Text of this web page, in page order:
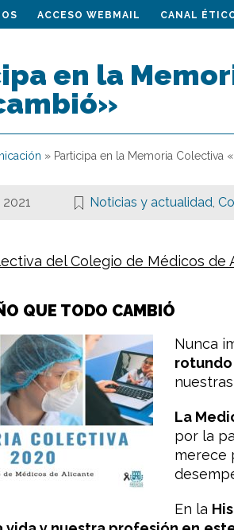
ACCESO WEBMAIL CANAL
en la
» Participa en la Memoria Colectiva
2021 Noticias y actualidad,
del Colegio de Médicos de
QUE TODO CAMBIÓ
Nunca
rotundo
La
por la
merece
En la